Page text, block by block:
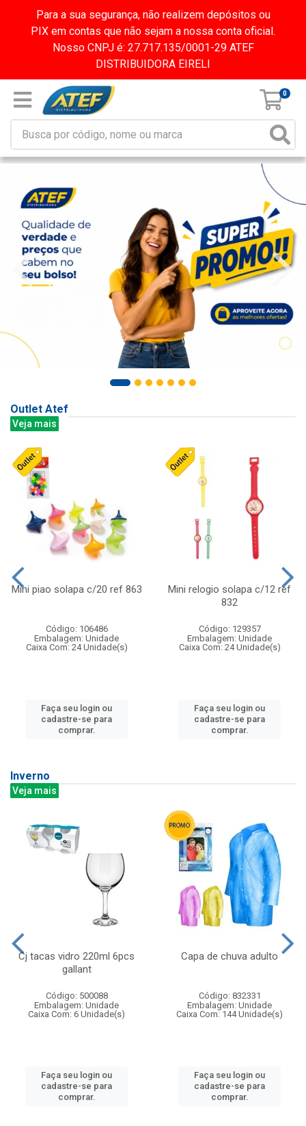
Para a sua segurança, não realizem depósitos ou
PIX em contas que não sejam a nossa conta oficial.
Nosso CNPJ é: 27.717.135/0001-29 ATEF
DISTRIBUIDORA EIRELI
0
Outlet Atef
Veja mais
Mini piao solapa c/20 ref 863
Código: 106486
Embalagem: Unidade
Caixa Com: 24 Unidade(s)
Faça seu login ou
cadastre-se para
comprar.
Mini relogio solapa c/12 ref
832
Código: 129357
Embalagem: Unidade
Caixa Com: 24 Unidade(s)
Faça seu login ou
cadastre-se para
comprar.
Inverno
Veja mais
Cj tacas vidro 220ml 6pcs
gallant
Código: 500088
Embalagem: Unidade
Caixa Com: 6 Unidade(s)
Faça seu login ou
cadastre-se para
comprar.
Capa de chuva adulto
Código: 832331
Embalagem: Unidade
Caixa Com: 144 Unidade(s)
Faça seu login ou
cadastre-se para
comprar.